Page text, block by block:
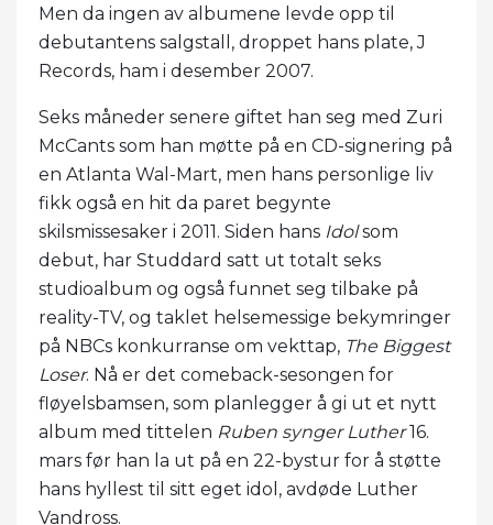
Men da ingen av albumene levde opp til
debutantens salgstall, droppet hans plate, J
Records, ham i desember 2007.
Seks måneder senere giftet han seg med Zuri
McCants som han møtte på en CD-signering på
en Atlanta Wal-Mart, men hans personlige liv
fikk også en hit da paret begynte
skilsmissesaker i 2011. Siden hans Idolsom
debut, har Studdard satt ut totalt seks
studioalbum og også funnet seg tilbake på
reality-TV, og taklet helsemessige bekymringer
på NBCs konkurranse om vekttap, The Biggest
Loser. Nå er det comeback-sesongen for
fløyelsbamsen, som planlegger å gi ut et nytt
album med tittelen Ruben synger Luther16.
mars før han la ut på en 22-bystur for å støtte
hans hyllest til sitt eget idol, avdøde Luther
Vandross.